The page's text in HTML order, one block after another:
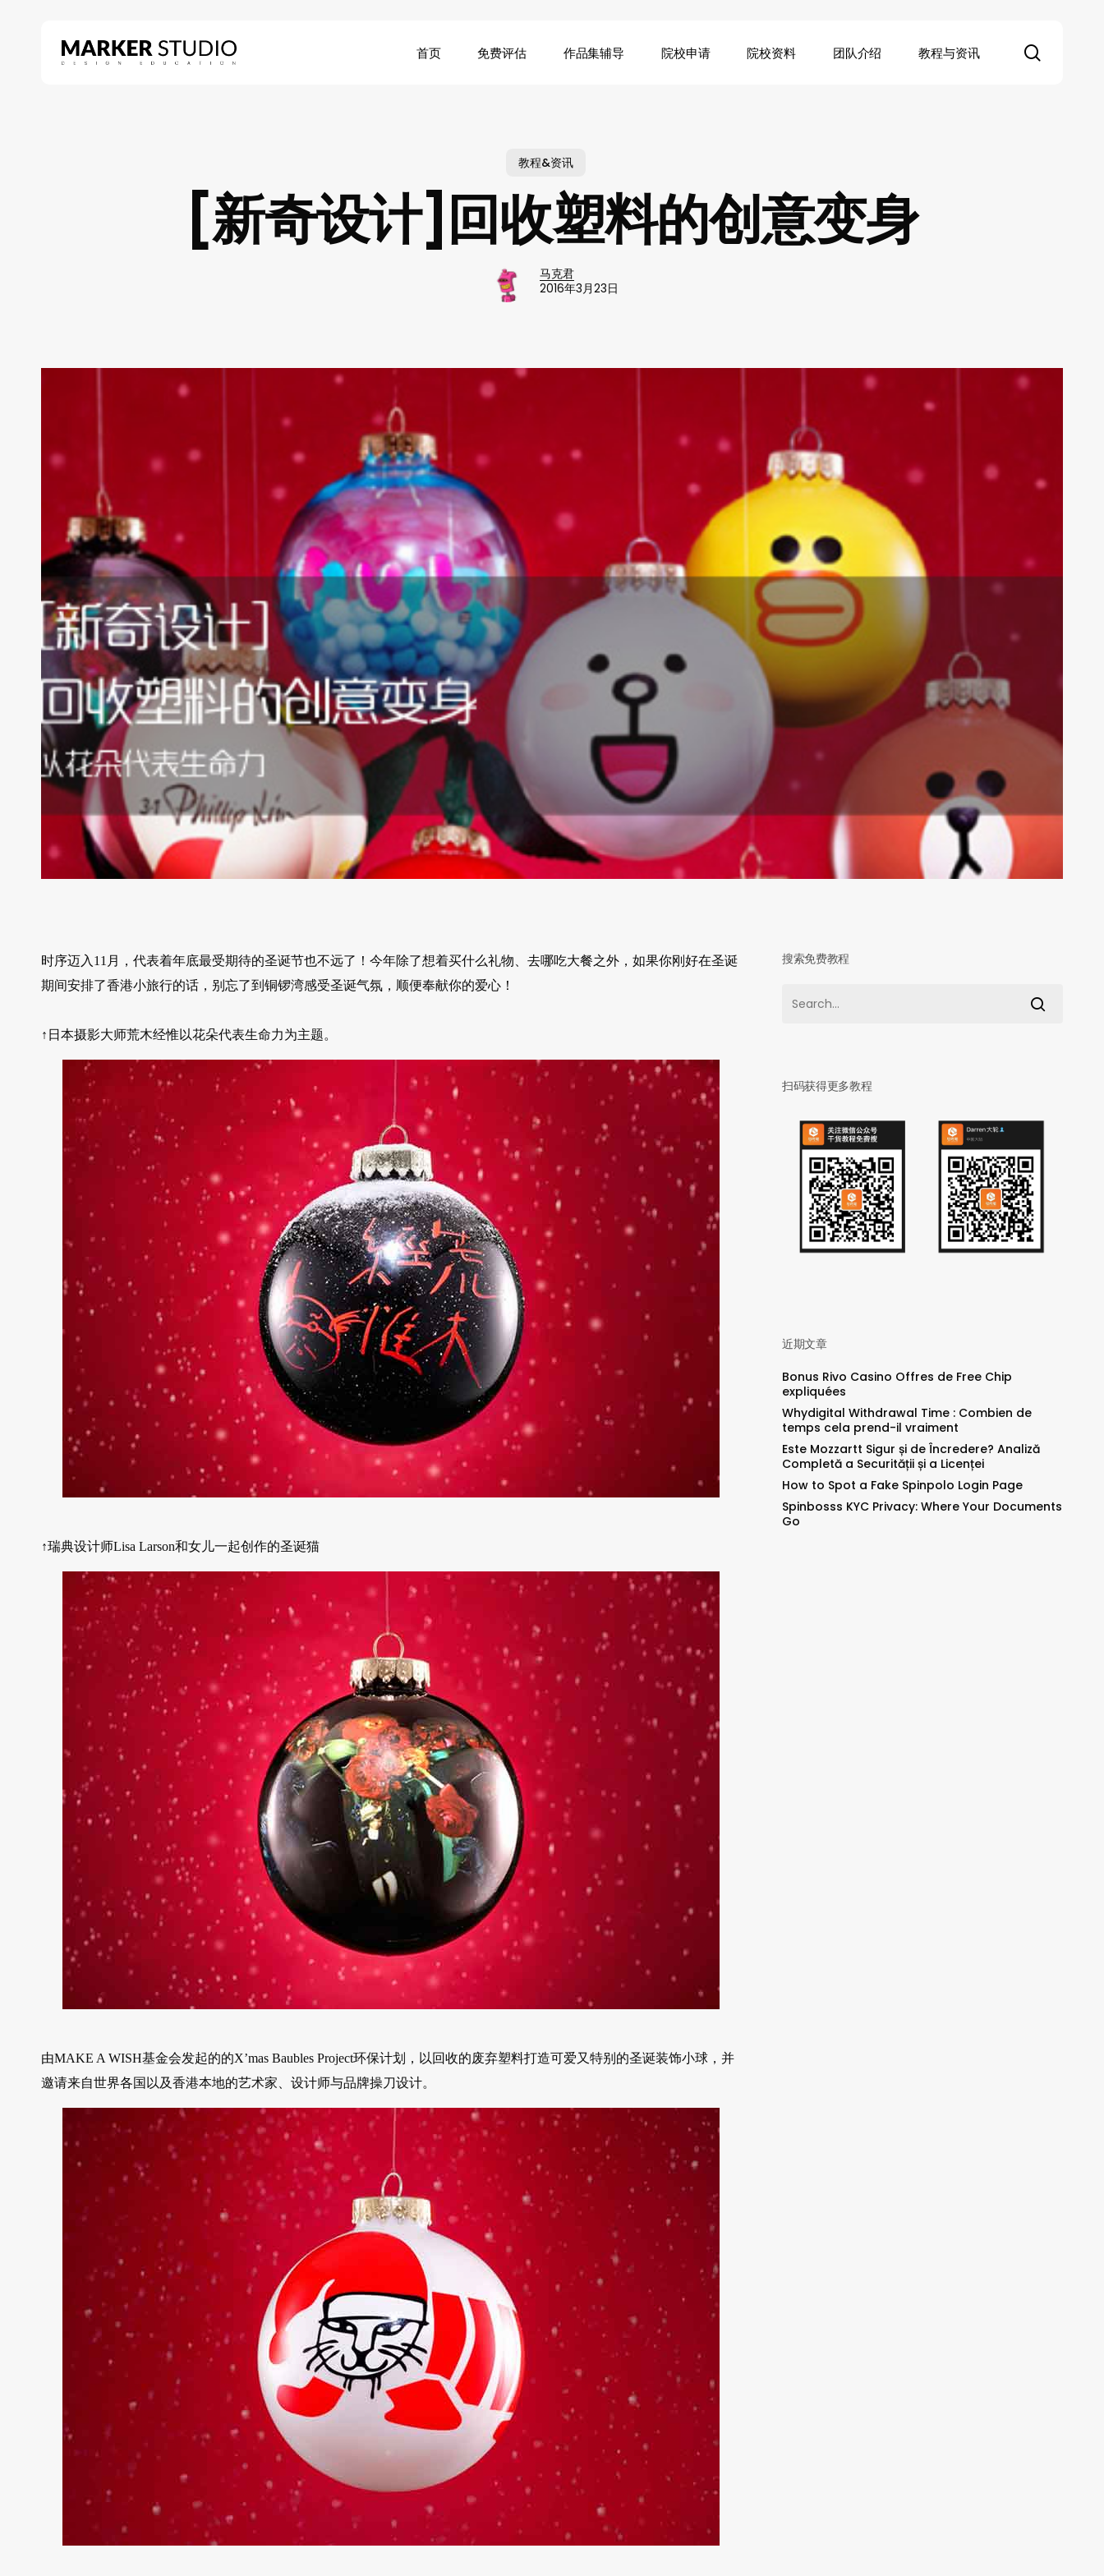
首页 免费评估 作品集辅导 院校申请 院校资料 团队介绍 教程与资讯
教程&资讯
[新奇设计]回收塑料的创意变身
马克君
2016年3月23日
时序迈入11月，代表着年底最受期待的圣诞节也不远了！今年除了想着买什么礼物、去哪吃大餐之外，如果你刚好在圣诞
期间安排了香港小旅行的话，别忘了到铜锣湾感受圣诞气氛，顺便奉献你的爱心！
↑日本摄影大师荒木经惟以花朵代表生命力为主题。
↑瑞典设计师Lisa Larson和女儿一起创作的圣诞猫
由MAKE A WISH基金会发起的的X’mas Baubles Project环保计划，以回收的废弃塑料打造可爱又特别的圣诞装饰小球，并
邀请来自世界各国以及香港本地的艺术家、设计师与品牌操刀设计。
搜索免费教程
扫码获得更多教程
近期文章
Bonus Rivo Casino Offres de Free Chip
expliquées
Whydigital Withdrawal Time : Combien de
temps cela prend-il vraiment
Este Mozzartt Sigur și de Încredere? Analiză
Completă a Securității și a Licenței
How to Spot a Fake Spinpolo Login Page
Spinbosss KYC Privacy: Where Your Documents
Go